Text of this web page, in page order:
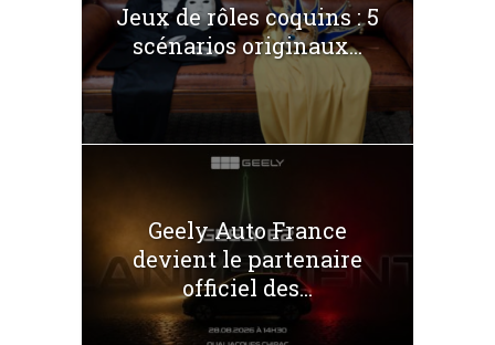
Jeux de rôles coquins : 5
scénarios originaux...
Geely Auto France
devient le partenaire
officiel des...